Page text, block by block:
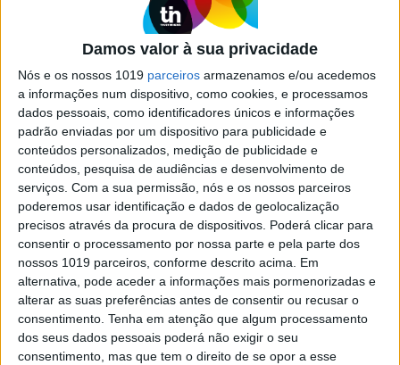
Damos valor à sua privacidade
Nós e os nossos 1019 parceiros armazenamos e/ou acedemos
a informações num dispositivo, como cookies, e processamos
dados pessoais, como identificadores únicos e informações
padrão enviadas por um dispositivo para publicidade e
conteúdos personalizados, medição de publicidade e
conteúdos, pesquisa de audiências e desenvolvimento de
serviços. Com a sua permissão, nós e os nossos parceiros
poderemos usar identificação e dados de geolocalização
precisos através da procura de dispositivos. Poderá clicar para
consentir o processamento por nossa parte e pela parte dos
nossos 1019 parceiros, conforme descrito acima. Em
alternativa, pode aceder a informações mais pormenorizadas e
alterar as suas preferências antes de consentir ou recusar o
consentimento. Tenha em atenção que algum processamento
dos seus dados pessoais poderá não exigir o seu
consentimento, mas que tem o direito de se opor a esse
Políticos holandeses fizeram
reunião com… um deepfake
Deputados pensavam estar a falar com um
representante do líder da oposição russa Alexei
Navalny, quando na realidade era alguém a
fazer-se passar por ele usando imagens geradas
por Inteligência Artificial. E os deputados
holandeses não são sequer as primeiras vítimas
deste deepfake
SITES DO GRUPO TRUST IN NEWS
Visão Visão Se7e